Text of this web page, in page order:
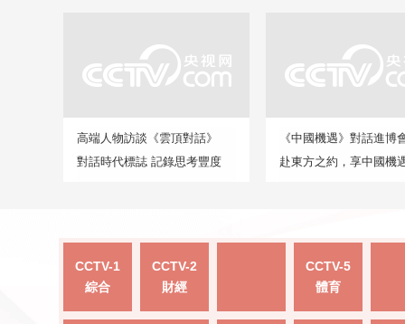
高端人物訪談《雲頂對話》
對話時代標誌 記錄思考豐度
《中國機遇》對話進博
赴東方之約，享中國機
CCTV-1
綜合
CCTV-2
財經
CCTV-5
體育